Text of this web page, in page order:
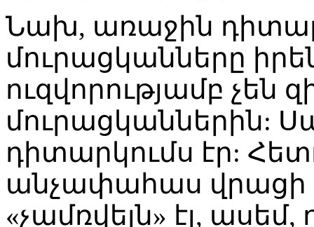
Նախ, առաջին
մուրացկանները
ուզվորությամբ չեն
մուրացկաններին:
դիտարկումս էր:
անչափահաս վրացի
«չամռվելն» էլ,